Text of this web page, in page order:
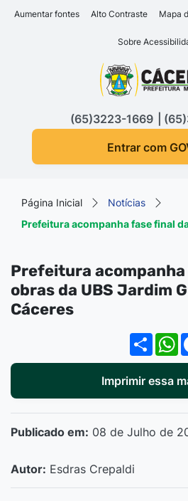
Seção de
Ir para o conteúdo [alt+1]
Ir para o rodapé [alt+4]
Aumentar fontes Alto Contraste Mapa
Sobre
Seção do
(65)3223-1669
Entrar com
Página Inicial
Notícias
Prefeitura acompanha fase final
Prefeitura
obras da UBS Jardim
Cáceres
Imprimir essa
Publicado em: 08 de Julho de
Autor: Esdras Crepaldi